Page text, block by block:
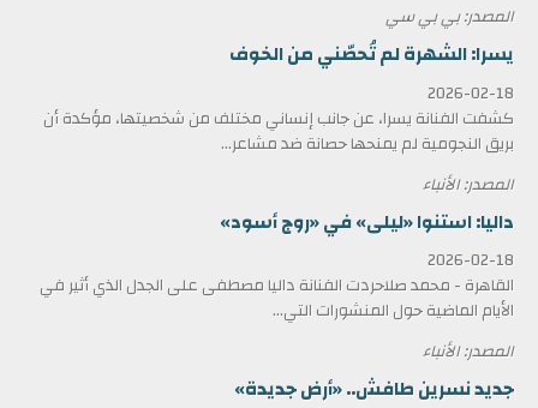
المصدر: بي بي سي
يسرا: الشهرة لم تُحصّني من الخوف
2026-02-18
كشفت الفنانة يسرا، عن جانب إنساني مختلف من شخصيتها، مؤكدة أن
بريق النجومية لم يمنحها حصانة ضد مشاعر...
المصدر: الأنباء
داليا: استنوا «ليلى» في «روج أسود»
2026-02-18
القاهرة - محمد صلاحردت الفنانة داليا مصطفى على الجدل الذي أثير في
الأيام الماضية حول المنشورات التي...
المصدر: الأنباء
جديد نسرين طافش.. «أرض جديدة»